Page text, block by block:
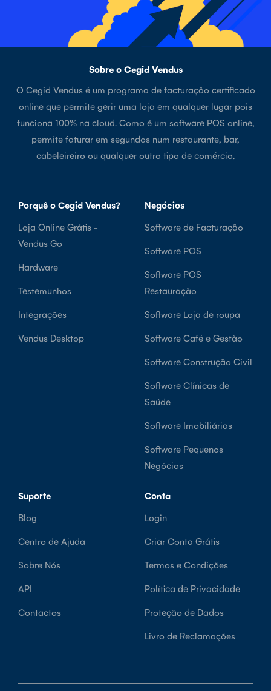
Sobre o Cegid Vendus
O Cegid Vendus é um programa de facturação certificado
online que permite gerir uma loja em qualquer lugar pois
funciona 100% na cloud. Como é um software POS online,
permite faturar em segundos num restaurante, bar,
cabeleireiro ou qualquer outro tipo de comércio.
Porquê o Cegid Vendus?
Loja Online Grátis -
Vendus Go
Hardware
Testemunhos
Integrações
Vendus Desktop
Negócios
Software de Facturação
Software POS
Software POS
Restauração
Software Loja de roupa
Software Café e Gestão
Software Construção Civil
Software Clínicas de
Saúde
Software Imobiliárias
Software Pequenos
Negócios
Suporte
Blog
Centro de Ajuda
Sobre Nós
API
Contactos
Conta
Login
Criar Conta Grátis
Termos e Condições
Política de Privacidade
Proteção de Dados
Livro de Reclamações